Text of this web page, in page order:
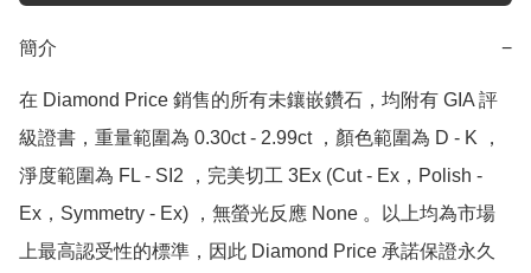
簡介 −
在 Diamond Price 銷售的所有未鑲嵌鑽石，均附有 GIA 評
級證書，重量範圍為 0.30ct - 2.99ct ，顏色範圍為 D - K ，
淨度範圍為 FL - SI2 ，完美切工 3Ex (Cut - Ex，Polish -
Ex，Symmetry - Ex) ，無螢光反應 None 。以上均為市場
上最高認受性的標準，因此 Diamond Price 承諾保證永久